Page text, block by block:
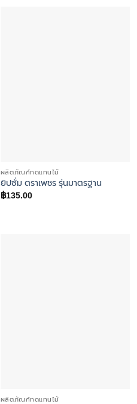
ผลิตภัณฑ์ทดแทนไม้
ยิปซั่ม ตราเพชร รุ่นมาตรฐาน
฿135.00
ผลิตภัณฑ์ทดแทนไม้